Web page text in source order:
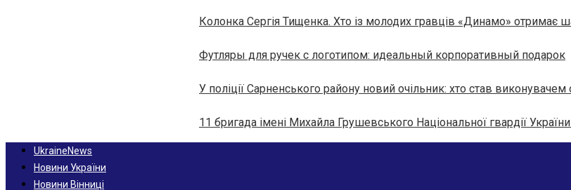
Колонка Сергія Тищенка. Хто із молодих гравців «Динамо» отримає
Футляры для ручек с логотипом: идеальный корпоративный подарок
У поліції Сарненського району новий очільник: хто став виконувачем
11 бригада імені Михайла Грушевського Національної гвардії
UkraineNews
Новини України
Новини Вінниці